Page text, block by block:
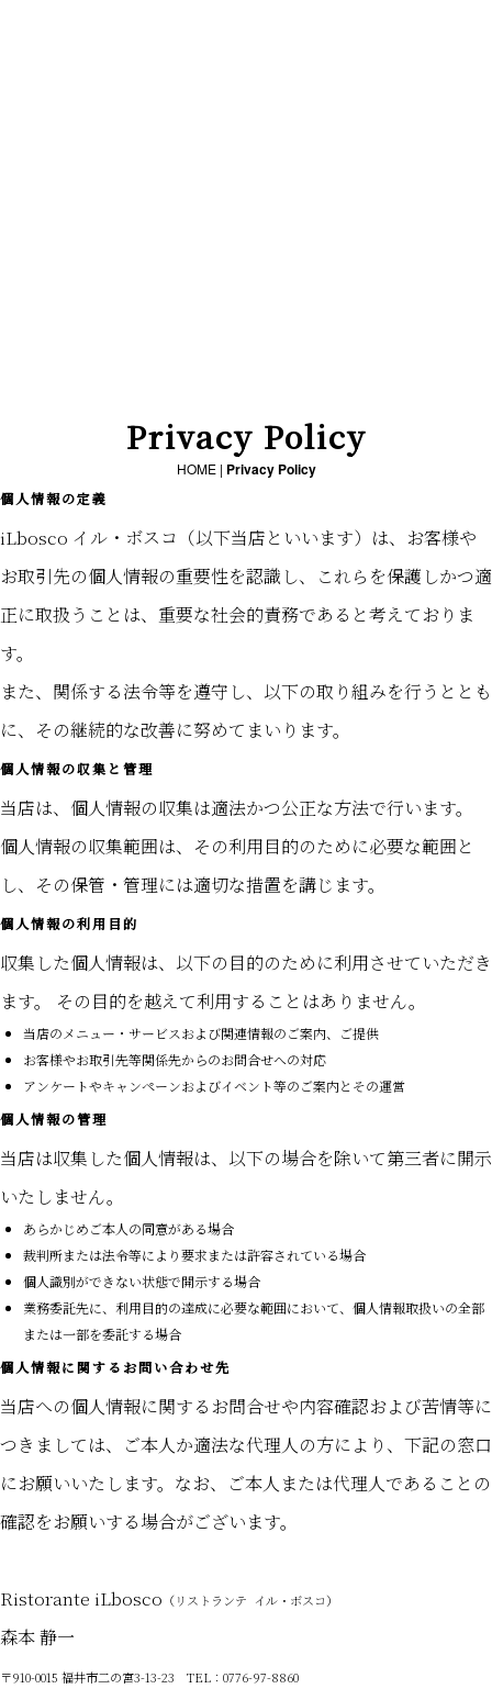
Privacy Policy
HOME| Privacy Policy
個人情報の定義
iLbosco イル・ボスコ（以下当店といいます）は、お客様や
お取引先の個人情報の重要性を認識し、これらを保護しかつ適
正に取扱うことは、重要な社会的責務であると考えておりま
す。
また、関係する法令等を遵守し、以下の取り組みを行うととも
に、その継続的な改善に努めてまいります。
個人情報の収集と管理
当店は、個人情報の収集は適法かつ公正な方法で行います。
個人情報の収集範囲は、その利用目的のために必要な範囲と
し、その保管・管理には適切な措置を講じます。
個人情報の利用目的
収集した個人情報は、以下の目的のために利用させていただき
ます。 その目的を越えて利用することはありません。
当店のメニュー・サービスおよび関連情報のご案内、ご提供
お客様やお取引先等関係先からのお問合せへの対応
アンケートやキャンペーンおよびイベント等のご案内とその運営
個人情報の管理
当店は収集した個人情報は、以下の場合を除いて第三者に開示
いたしません。
あらかじめご本人の同意がある場合
裁判所または法令等により要求または許容されている場合
個人識別ができない状態で開示する場合
業務委託先に、利用目的の達成に必要な範囲において、個人情報取扱いの全部
または一部を委託する場合
個人情報に関するお問い合わせ先
当店への個人情報に関するお問合せや内容確認および苦情等に
つきましては、ご本人か適法な代理人の方により、下記の窓口
にお願いいたします。なお、ご本人または代理人であることの
確認をお願いする場合がございます。
Ristorante iLbosco （リストランテ イル・ボスコ）
森本 静一
〒910-0015 福井市二の宮3-13-23 TEL：0776-97-8860